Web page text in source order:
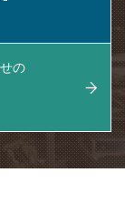
の